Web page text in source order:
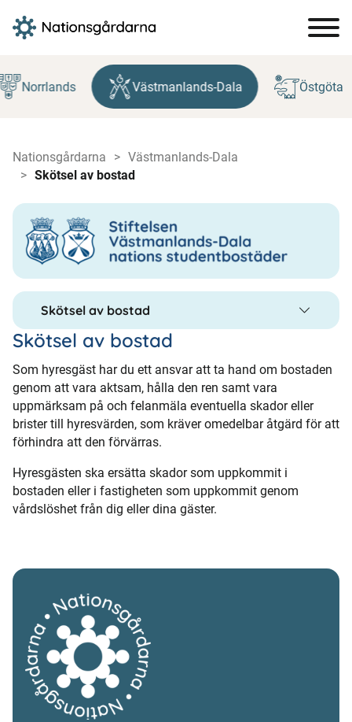
till
innehåll
Norrlands Västmanlands-Dala Östgöta
Nationsgårdarna
Västmanlands-Dala
Skötsel av bostad
Skötsel av bostad
Skötsel av bostad
Som hyresgäst har du ett ansvar att ta hand om bostaden
genom att vara aktsam, hålla den ren samt vara
uppmärksam på och felanmäla eventuella skador eller
brister till hyresvärden, som kräver omedelbar åtgärd för att
förhindra att den förvärras.
Hyresgästen ska ersätta skador som uppkommit i
bostaden eller i fastigheten som uppkommit genom
vårdslöshet från dig eller dina gäster.